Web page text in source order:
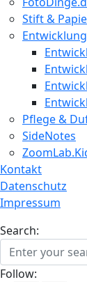
Stift &
Pflege &
SideNotes
Kontakt
Datenschutz
Impressum
Search:
Follow: